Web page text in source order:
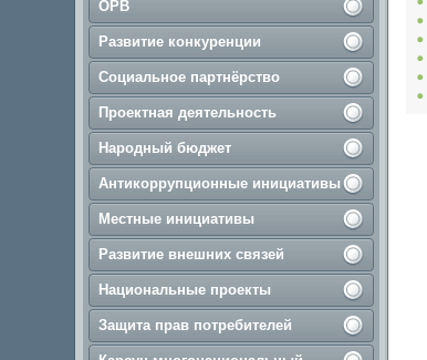
ОРВ
Развитие конкуренции
Социальное партнёрство
Проектная деятельность
Народный бюджет
Антикоррупционные инициативы
Местные инициативы
Развитие внешних связей
Национальные проекты
Защита прав потребителей